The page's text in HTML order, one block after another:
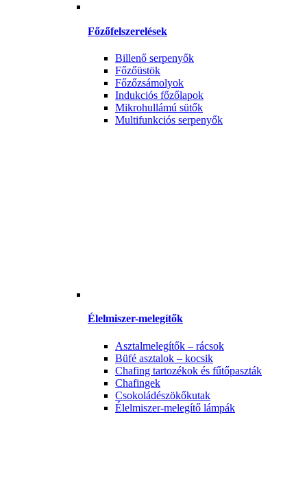
Főzőfelszerelések
Billenő serpenyők
Főzőüstök
Főzőzsámolyok
Indukciós főzőlapok
Mikrohullámú sütők
Multifunkciós serpenyők
Élelmiszer-melegítők
Asztalmelegítők – rácsok
Büfé asztalok – kocsik
Chafing tartozékok és fűtőpaszták
Chafingek
Csokoládészökőkutak
Élelmiszer-melegítő lámpák